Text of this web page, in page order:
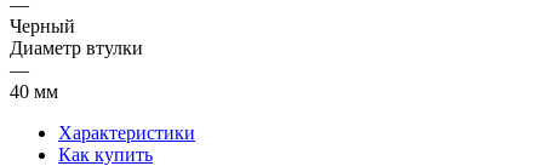
Черный
Диаметр втулки
—
40 мм
Характеристики
Как купить